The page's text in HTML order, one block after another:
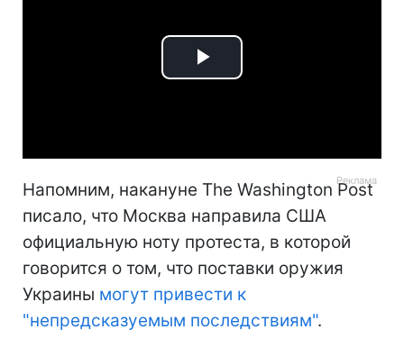
Play
Напомним, накануне The Washington Post
писало, что Москва направила США
официальную ноту протеста, в которой
говорится о том, что поставки оружия
Украины могут привести к
"непредсказуемым последствиям".